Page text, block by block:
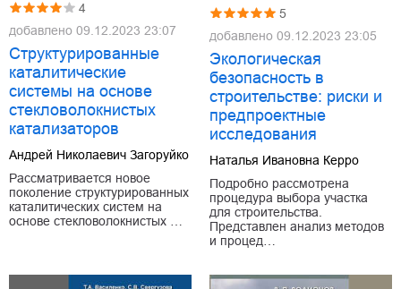
4
добавлено 09.12.2023 23:07
Структурированные
каталитические
системы на основе
стекловолокнистых
катализаторов
Андрей Николаевич Загоруйко
Рассматривается новое
поколение структурированных
каталитических систем на
основе стекловолокнистых …
5
добавлено 09.12.2023 23:05
Экологическая
безопасность в
строительстве: риски и
предпроектные
исследования
Наталья Ивановна Керро
Подробно рассмотрена
процедура выбора участка
для строительства.
Представлен анализ методов
и процед…